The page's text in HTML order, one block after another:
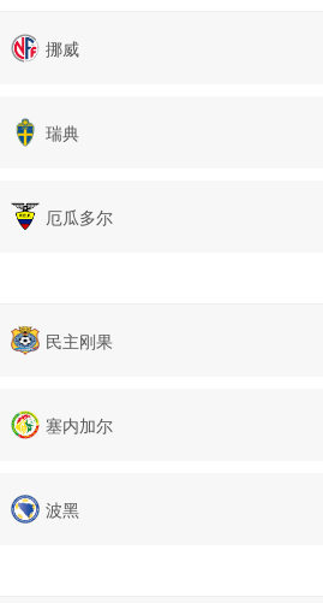
挪威
瑞典
厄瓜多尔
民主刚果
塞内加尔
波黑